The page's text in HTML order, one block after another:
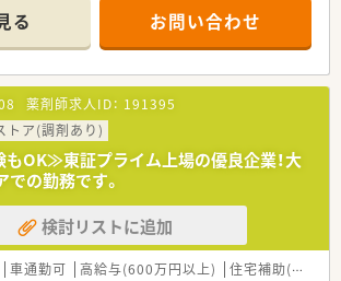
高給与も可能！
コースによりますが、経験の少ない方でも500万前
業界TOP水準！
に合わせ、豊富な社内研修や外部組織と連携した研
ています
の会社だからこそ活躍できるキャリアパスが多
されています。
い、エリアマネジャーや営業部長等のマネジメン
ンも増えます。
の専門性を活かせるスペシャリストを目指すこ
。
、管理部門や商品部門等の本社スタッフなど活動領
です。
舗は年々増加しており、在宅医療へもしっかりと関
る お問い合わせ
薬剤師求人ID： 191395
トア(調剤あり)
もOK≫東証プライム上場の優良企業！大
の勤務です。
検討リストに追加
車通勤可 高給与(600万円以上) 住宅補助(手当)あり